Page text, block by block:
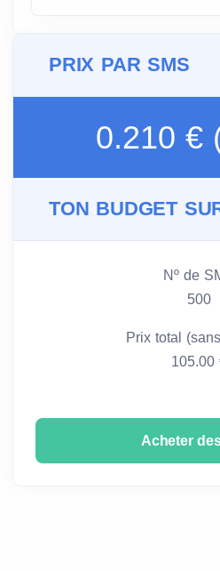
PRIX PAR SMS
0.210 €
TON BUDGET
Nº de
500
Prix total
105.00
Acheter